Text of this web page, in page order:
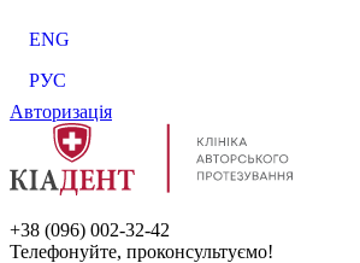
ENG
РУС
Авторизація
+38 (096) 002-32-42
Телефонуйте, проконсультуємо!